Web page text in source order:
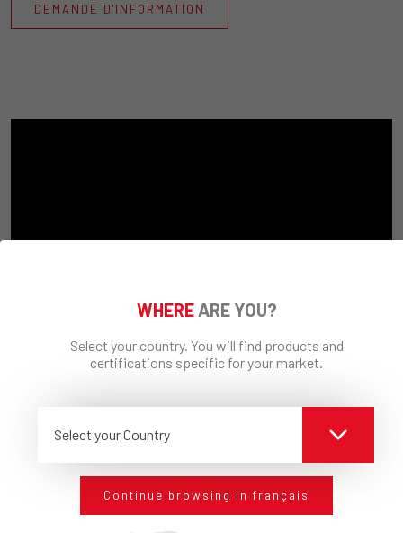
DEMANDE D'INFORMATION
WHEREARE YOU?
Select your country. You will find products and
certifications specific for your market.
Select your Country
Continue browsing in français